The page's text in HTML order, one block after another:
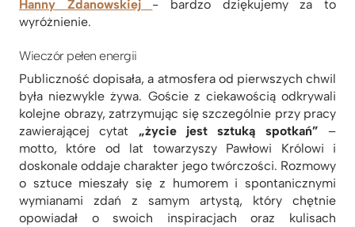
Hanny Zdanowskiej - bardzo dziękujemy za to
wyróżnienie.
Wieczór pełen energii
Publiczność dopisała, a atmosfera od pierwszych chwil
była niezwykle żywa. Goście z ciekawością odkrywali
kolejne obrazy, zatrzymując się szczególnie przy pracy
zawierającej cytat „życie jest sztuką spotkań” –
motto, które od lat towarzyszy Pawłowi Królowi i
doskonale oddaje charakter jego twórczości. Rozmowy
o sztuce mieszały się z humorem i spontanicznymi
wymianami zdań z samym artystą, który chętnie
opowiadał o swoich inspiracjach oraz kulisach